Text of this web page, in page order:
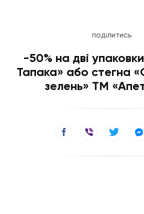
ПОДІЛИТИСЬ
-50% на дві
Тапака» або стегна
зелень» ТМ